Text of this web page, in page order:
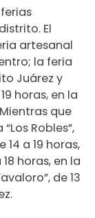
El
artesanal
la feria
Juárez y
horas, en la
que
Robles”,
14 a 19 horas,
horas, en la
de 13